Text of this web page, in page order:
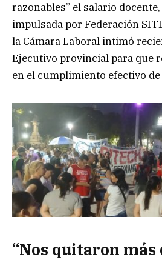
razonables” el salario
impulsada por Federación
la Cámara Laboral intimó
Ejecutivo provincial para que
en el cumplimiento efectivo
“Nos quitaron más